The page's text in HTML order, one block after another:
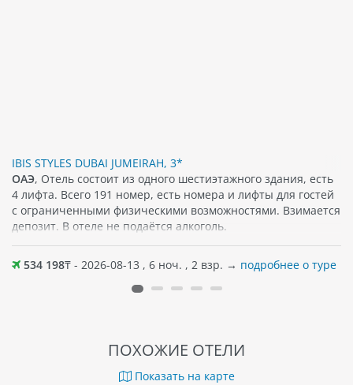
IBIS STYLES DUBAI JUMEIRAH, 3*
ОАЭ, Отель состоит из одного шестиэтажного здания, есть
4 лифта. Всего 191 номер, есть номера и лифты для гостей
с ограниченными физическими возможностями. Взимается
депозит. В отеле не подаётся алкоголь.
534 198₸ - 2026-08-13 , 6 ноч. , 2 взр. → подробнее о туре
ПОХОЖИЕ ОТЕЛИ
Показать на карте